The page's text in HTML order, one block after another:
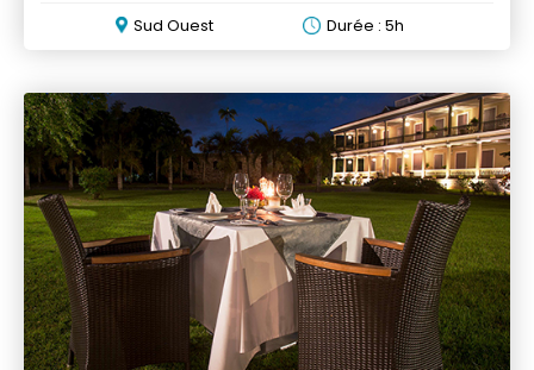
Sud Ouest Durée : 5h